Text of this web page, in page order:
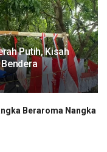
Putih, Kisah
Beraroma Nangka